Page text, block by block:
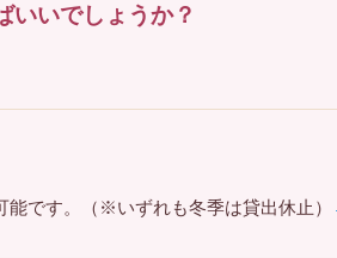
いいでしょうか？
です。（※いずれも冬季は貸出休止）